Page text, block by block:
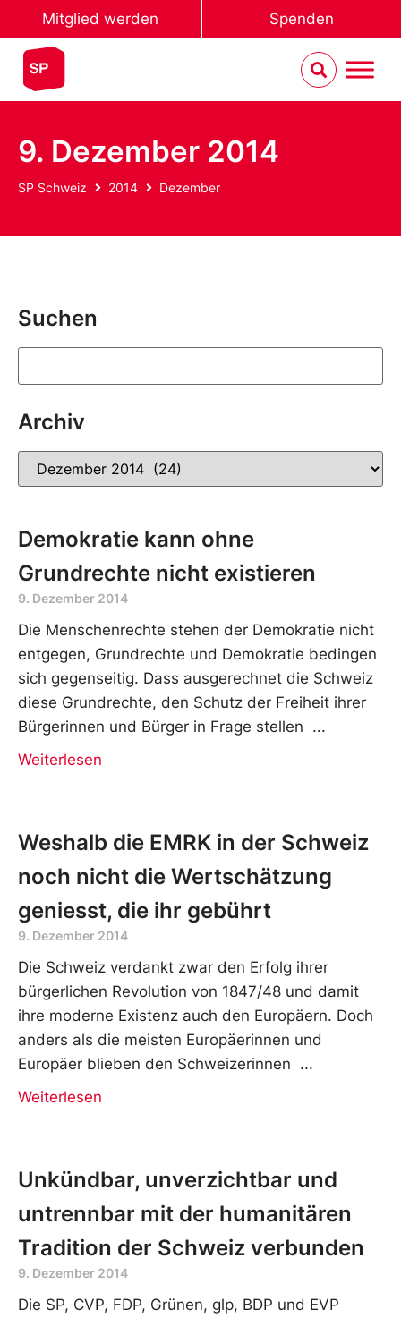
Mitglied werden Spenden
9. Dezember 2014
SP Schweiz 2014 Dezember
Suchen
Archiv
Demokratie kann ohne
Grundrechte nicht existieren
9. Dezember 2014
Die Menschenrechte stehen der Demokratie nicht
entgegen, Grundrechte und Demokratie bedingen
sich gegenseitig. Dass ausgerechnet die Schweiz
diese Grundrechte, den Schutz der Freiheit ihrer
Bürgerinnen und Bürger in Frage stellen
Weiterlesen
Weshalb die EMRK in der Schweiz
noch nicht die Wertschätzung
geniesst, die ihr gebührt
9. Dezember 2014
Die Schweiz verdankt zwar den Erfolg ihrer
bürgerlichen Revolution von 1847/48 und damit
ihre moderne Existenz auch den Europäern. Doch
anders als die meisten Europäerinnen und
Europäer blieben den Schweizerinnen
Weiterlesen
Unkündbar, unverzichtbar und
untrennbar mit der humanitären
Tradition der Schweiz verbunden
9. Dezember 2014
Die SP, CVP, FDP, Grünen, glp, BDP und EVP